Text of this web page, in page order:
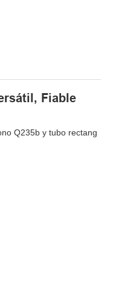
Fiable